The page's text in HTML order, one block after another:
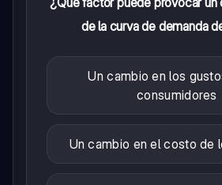
de la curva de demanda
Un cambio en los
consumidores
Un cambio en el costo de